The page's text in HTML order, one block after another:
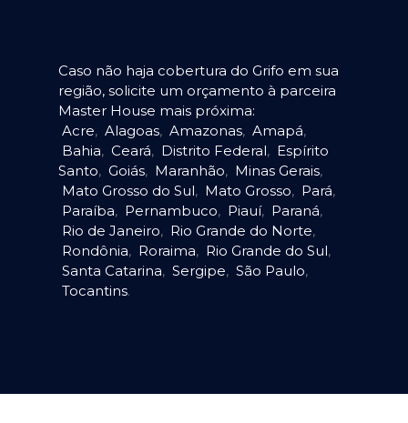
Caso não haja cobertura do Grifo em sua
região, solicite um orçamento à parceira
Master House mais próxima:
Acre, Alagoas, Amazonas, Amapá,
Bahia, Ceará, Distrito Federal, Espírito
Santo, Goiás, Maranhão, Minas Gerais,
Mato Grosso do Sul, Mato Grosso, Pará,
Paraíba, Pernambuco, Piauí, Paraná,
Rio de Janeiro, Rio Grande do Norte,
Rondônia, Roraima, Rio Grande do Sul,
Santa Catarina, Sergipe, São Paulo,
Tocantins.